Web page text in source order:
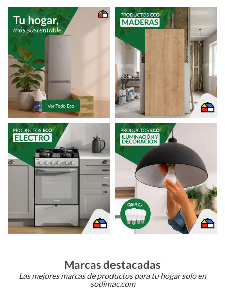
Marcas destacadas
Las mejores marcas de productos para tu hogar solo en
sodimac.com